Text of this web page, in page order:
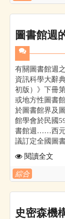
圖書館週
有關圖書館週
資訊科學大辭
初版）》下冊
或地方性圖書
於圖書館界及
館學會於民國
書館週……西元
議訂定全國圖
閱讀全文
綜合
史密森機